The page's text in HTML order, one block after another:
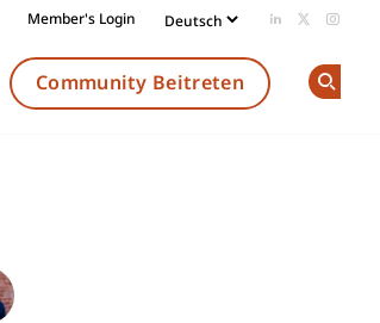
Member's Login Add us on
Follow
Community Beitreten